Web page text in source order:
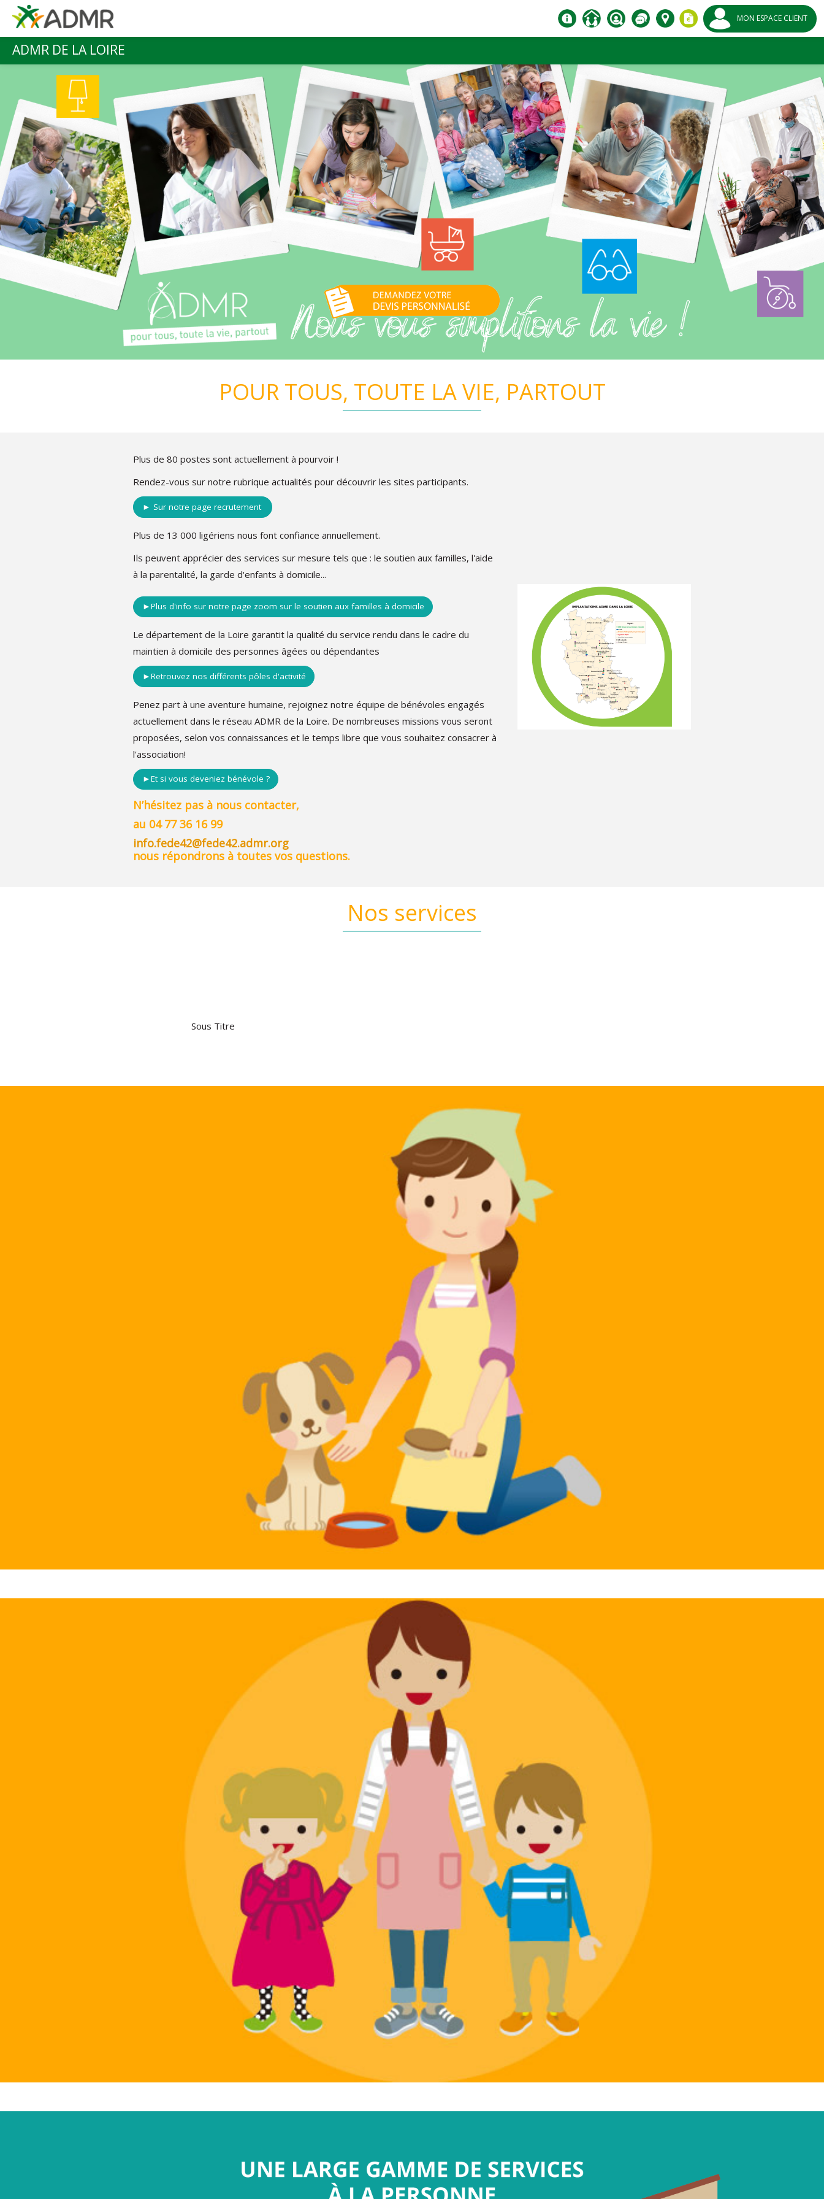
Aller au contenu principal
MON ESPACE CLIENT
ADMR DE LA LOIRE
Menu principal
POUR TOUS, TOUTE LA VIE, PARTOUT
Plus de 80 postes sont actuellement à pourvoir !
Rendez-vous sur notre rubrique actualités pour découvrir les sites participants.
► Sur notre page recrutement
Plus de 13 000 ligériens nous font confiance annuellement.
Ils peuvent apprécier des services sur mesure tels que : le soutien aux familles, l'aide
à la parentalité, la garde d'enfants à domicile...
►Plus d'info sur notre page zoom sur le soutien aux familles à domicile
Le département de la Loire garantit la qualité du service rendu dans le cadre du
maintien à domicile des personnes âgées ou dépendantes
►Retrouvez nos différents pôles d'activité
Penez part à une aventure humaine, rejoignez notre équipe de bénévoles engagés
actuellement dans le réseau ADMR de la Loire. De nombreuses missions vous seront
proposées, selon vos connaissances et le temps libre que vous souhaitez consacrer à
l'association!
►Et si vous deveniez bénévole ?
N’hésitez pas à nous contacter,
au 04 77 36 16 99
info.fede42@fede42.admr.org
nous répondrons à toutes vos questions.
Nos services
Sous Titre